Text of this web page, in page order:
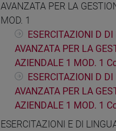
AVANZATA PER LA
MOD. 1
ESERCITAZIONI D
AVANZATA PER LA
AZIENDALE 1 MOD. 1
ESERCITAZIONI D
AVANZATA PER LA
AZIENDALE 1 MOD. 1
ESERCITAZIONI E DI